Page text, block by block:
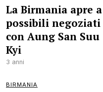
La Birmania apre a
possibili negoziati
con Aung San Suu
Kyi
3 anni
BIRMANIA